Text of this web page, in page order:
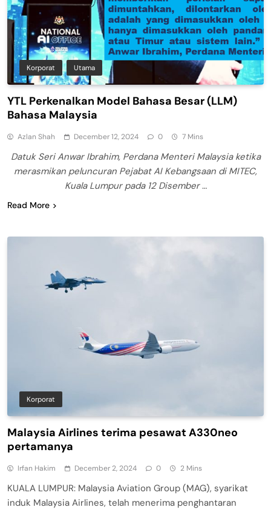
Korporat Utama
YTL Perkenalkan Model Bahasa Besar (LLM)
Bahasa Malaysia
Azlan Shah December 12, 2024 0 7 Mins
Datuk Seri Anwar Ibrahim, Perdana Menteri Malaysia ketika
merasmikan peluncuran Pejabat AI Kebangsaan di MITEC,
Kuala Lumpur pada 12 Disember…
Read More
Korporat
Malaysia Airlines terima pesawat A330neo
pertamanya
Irfan Hakim December 2, 2024 0 2 Mins
KUALA LUMPUR: Malaysia Aviation Group (MAG), syarikat
induk Malaysia Airlines, telah menerima penghantaran